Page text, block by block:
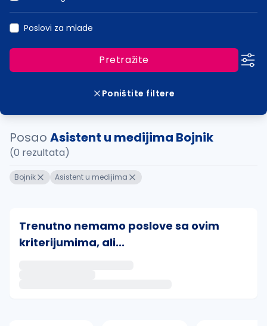
Poslovi za mlade
Pretražite
Poništite filtere
Posao Asistent u medijima Bojnik
(0 rezultata)
Bojnik Asistent u medijima
Trenutno nemamo poslove sa ovim
kriterijumima, ali...